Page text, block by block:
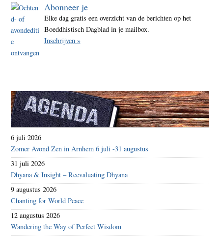
Abonneer je
Elke dag gratis een overzicht van de berichten op het
Boeddhistisch Dagblad in je mailbox.
Inschrijven »
6 juli 2026
Zomer Avond Zen in Arnhem 6 juli -31 augustus
31 juli 2026
Dhyana & Insight – Reevaluating Dhyana
9 augustus 2026
Chanting for World Peace
12 augustus 2026
Wandering the Way of Perfect Wisdom